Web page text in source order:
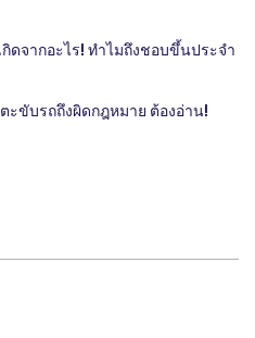
ดจากอะไร! ทำไมถึงชอบขึ้นประจำ
ะขับรถถึงผิดกฎหมาย ต้องอ่าน!